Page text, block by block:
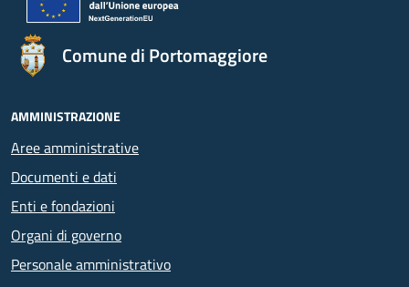
Comune di Portomaggiore
AMMINISTRAZIONE
Aree amministrative
Documenti e dati
Enti e fondazioni
Organi di governo
Personale amministrativo